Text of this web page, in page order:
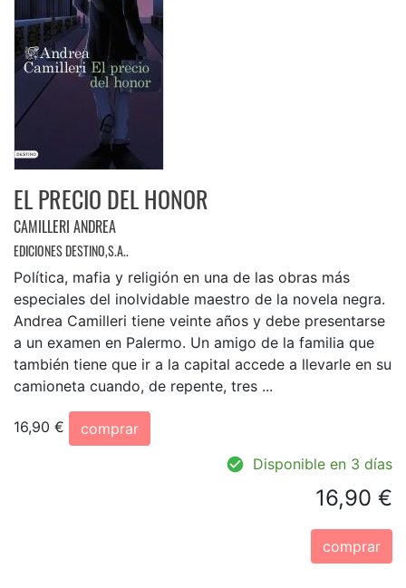
EL PRECIO DEL HONOR
CAMILLERI ANDREA
EDICIONES DESTINO,S.A..
Política, mafia y religión en una de las obras más
especiales del inolvidable maestro de la novela negra.
Andrea Camilleri tiene veinte años y debe presentarse
a un examen en Palermo. Un amigo de la familia que
también tiene que ir a la capital accede a llevarle en su
camioneta cuando, de repente, tres ...
16,90 €
comprar
Disponible en 3 días
16,90 €
comprar